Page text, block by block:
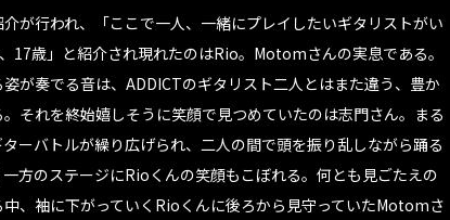
介が行われ、「ここで一人、一緒にプレイしたいギタリストがい
17歳」と紹介され現れたのはRio。Motomさんの実息である。
が奏でる音は、ADDICTのギタリスト二人とはまた違う、豊か
それを終始嬉しそうに笑顔で見つめていたのは志門さん。まる
ーバトルが繰り広げられ、二人の間で頭を振り乱しながら踊る
方のステージにRioくんの笑顔もこぼれる。何とも見ごたえの
、袖に下がっていくRioくんに後ろから見守っていたMotomさ